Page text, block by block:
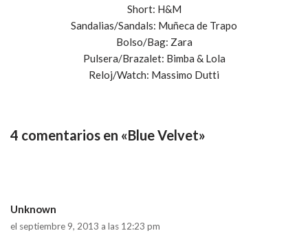
Short: H&M
Sandalias/Sandals: Muñeca de Trapo
Bolso/Bag: Zara
Pulsera/Brazalet: Bimba & Lola
Reloj/Watch: Massimo Dutti
4 comentarios en «Blue Velvet»
Unknown
el septiembre 9, 2013 a las 12:23 pm